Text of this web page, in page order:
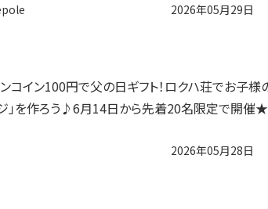
2026年05月29日
ンコイン100円で父の日ギフト！ロクハ荘でお子様
」を作ろう♪6月14日から先着20名限定で開催★
2026年05月28日